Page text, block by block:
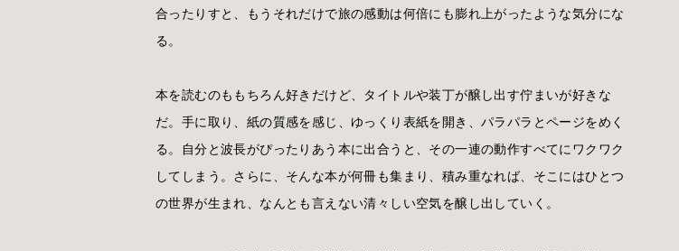
合ったりすと、もうそれだけで旅の感動は何倍にも膨れ上がったような気分にな
る。
本を読むのももちろん好きだけど、タイトルや装丁が醸し出す佇まいが好きな
だ。手に取り、紙の質感を感じ、ゆっくり表紙を開き、パラパラとページをめく
る。自分と波長がぴったりあう本に出合うと、その一連の動作すべてにワクワク
してしまう。さらに、そんな本が何冊も集まり、積み重なれば、そこにはひとつ
の世界が生まれ、なんとも言えない清々しい空気を醸し出していく。